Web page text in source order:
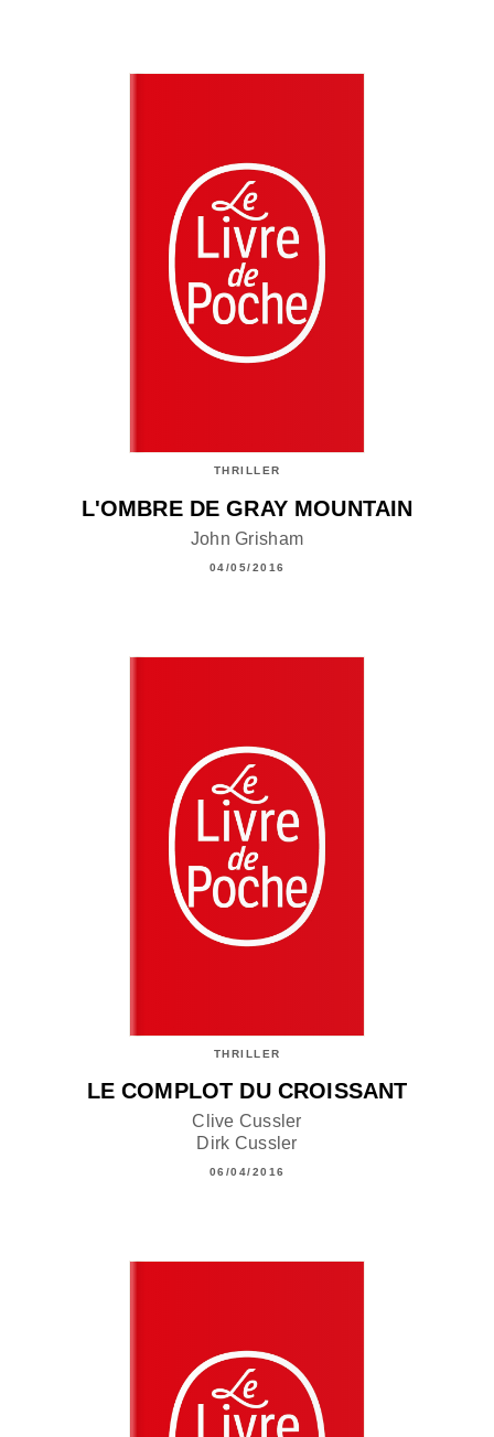
THRILLER
L'OMBRE DE GRAY MOUNTAIN
John Grisham
04/05/2016
THRILLER
LE COMPLOT DU CROISSANT
Clive Cussler
Dirk Cussler
06/04/2016